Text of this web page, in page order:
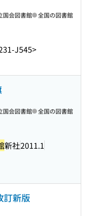
J545>
国会図書館 全国の図書館
新社2011.1
国会図書館 全国の図書館
訂新版